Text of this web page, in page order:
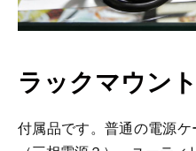
ラックマウン
付属品です。普通の電源